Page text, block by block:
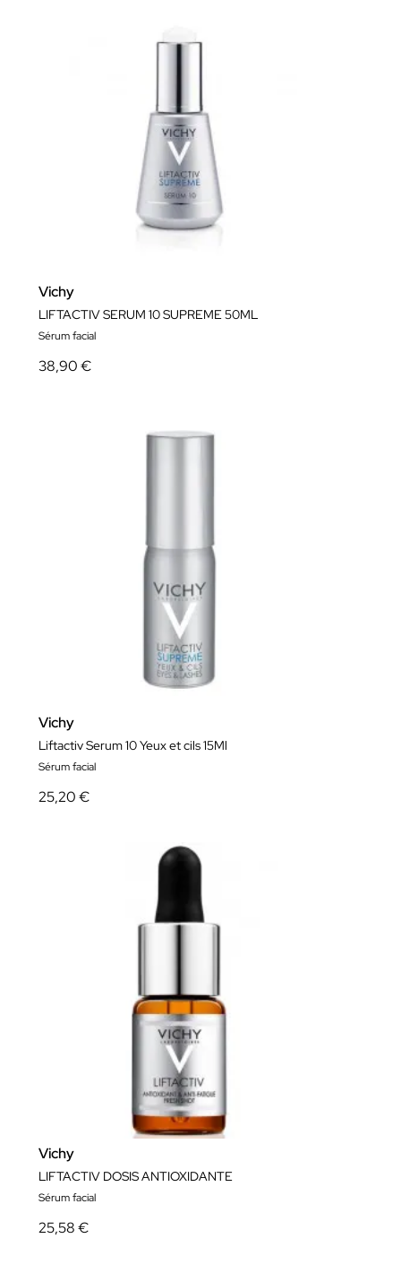
Vichy
LIFTACTIV SERUM 10 SUPREME 50ML
Sérum facial
38,90 €
Vichy
Liftactiv Serum 10 Yeux et cils 15Ml
Sérum facial
25,20 €
Vichy
LIFTACTIV DOSIS ANTIOXIDANTE
Sérum facial
25,58 €